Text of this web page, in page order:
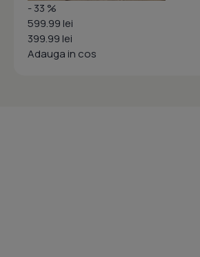
- 33 %
599.99 lei
399.99 lei
Adauga in cos